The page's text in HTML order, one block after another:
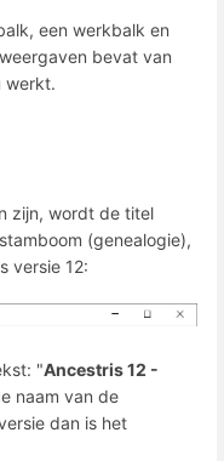
een werkbalk en
bevat van
werkt.
zijn, wordt de titel
(genealogie),
versie 12:
"Ancestris 12 -
naam van de
dan is het